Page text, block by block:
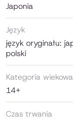
Japonia
Język
język oryginału:
polski
Kategoria wiekowa
14+
Czas trwania